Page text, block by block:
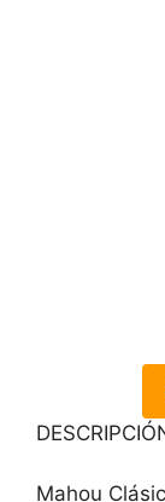
Mahou